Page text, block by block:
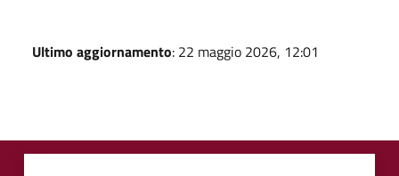
Ultimo aggiornamento: 22 maggio 2026, 12:01